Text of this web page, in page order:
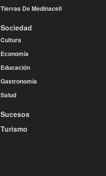
Tierras De Medinaceli
Sociedad
Cultura
Economía
Educación
Gastronomía
Salud
Sucesos
Turismo